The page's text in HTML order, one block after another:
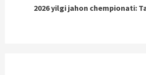
2026 yilgi jahon chempionati: